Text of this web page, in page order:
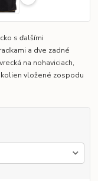
s ďalšími
a dve zadné
na nohaviciach,
kolien vložené zospodu